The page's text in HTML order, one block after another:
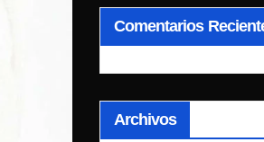
Comentarios
Archivos